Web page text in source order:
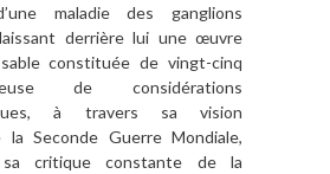
maladie des ganglions
derrière lui une œuvre
constituée de vingt-cinq
de considérations
à travers sa vision
la Seconde Guerre Mondiale,
sa critique constante de la